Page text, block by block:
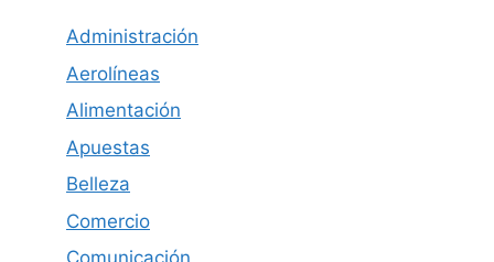
Administración
Aerolíneas
Alimentación
Apuestas
Belleza
Comercio